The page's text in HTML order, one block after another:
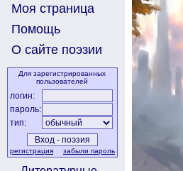
Моя страница
Помощь
О сайте поэзии
Для зарегистрированных
пользователей
логин:
пароль:
тип:
регистрация забыли пароль